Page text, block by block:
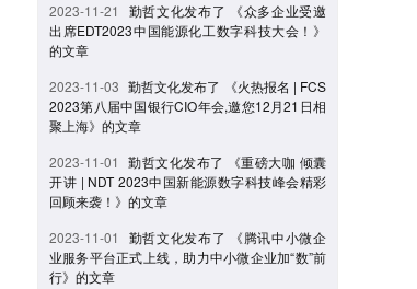
2023-11-21
勤哲文化发布了 《众多企业受邀
出席EDT2023中国能源化工数字科技大会！》
的文章
2023-11-03 勤哲文化发布了 《火热报名 | FCS
2023第八届中国银行CIO年会,邀您12月21日相
聚上海》的文章
2023-11-01
勤哲文化发布了 《重磅大咖 倾囊
开讲 | NDT 2023中国新能源数字科技峰会精彩
回顾来袭！》的文章
2023-11-01
勤哲文化发布了 《腾讯中小微企
业服务平台正式上线，助力中小微企业加“数”前
行》的文章